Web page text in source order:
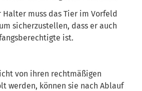
muss das Tier im Vorfeld
sicherzustellen, dass er auch
ist.
von ihren rechtmäßigen
werden, können sie nach Ablauf